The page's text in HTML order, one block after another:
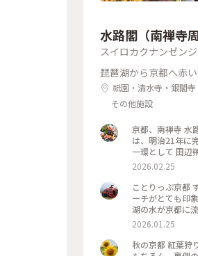
水路閣（南禅寺周
スイロカクナンゼン
琵琶湖から京都へ赤
祇園・清水寺・銀閣
その他施設
京都、南禅寺 水
は、明治21年に
一環として 田辺
真です😊 帰りは
2026.02.25
ことりっぷ京都
ーチがとても印
湖の水が京都に
閣#琵琶湖疏水
2026.01.25
秋の京都 紅葉狩